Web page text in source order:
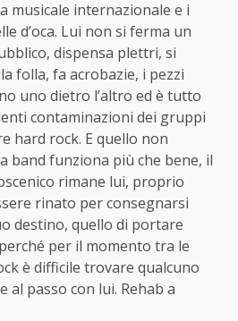
musicale internazionale e i
d’oca. Lui non si ferma un
dispensa plettri, si
folla, fa acrobazie, i pezzi
uno dietro l’altro ed è tutto
contaminazioni dei gruppi
hard rock. E quello non
band funziona più che bene, il
rimane lui, proprio
rinato per consegnarsi
destino, quello di portare
per il momento tra le
è difficile trovare qualcuno
al passo con lui. Rehab a